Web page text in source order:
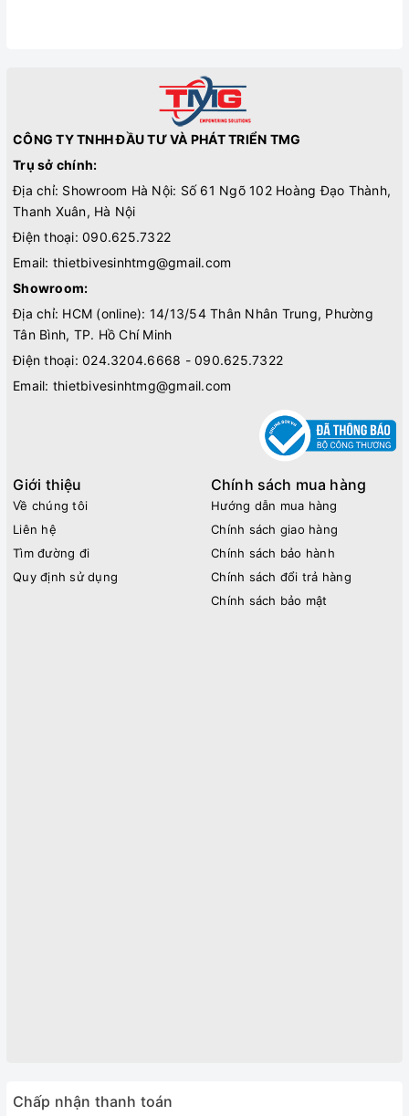
CÔNG TY TNHH ĐẦU TƯ VÀ PHÁT TRIỂN TMG
Trụ sở chính:
Địa chỉ: Showroom Hà Nội: Số 61 Ngõ 102 Hoàng Đạo Thành,
Thanh Xuân, Hà Nội
Điện thoại: 090.625.7322
Email: thietbivesinhtmg@gmail.com
Showroom:
Địa chỉ: HCM (online): 14/13/54 Thân Nhân Trung, Phường
Tân Bình, TP. Hồ Chí Minh
Điện thoại: 024.3204.6668 - 090.625.7322
Email: thietbivesinhtmg@gmail.com
Giới thiệu
Về chúng tôi
Liên hệ
Tìm đường đi
Quy định sử dụng
Chính sách mua hàng
Hướng dẫn mua hàng
Chính sách giao hàng
Chính sách bảo hành
Chính sách đổi trả hàng
Chính sách bảo mật
Chấp nhận thanh toán